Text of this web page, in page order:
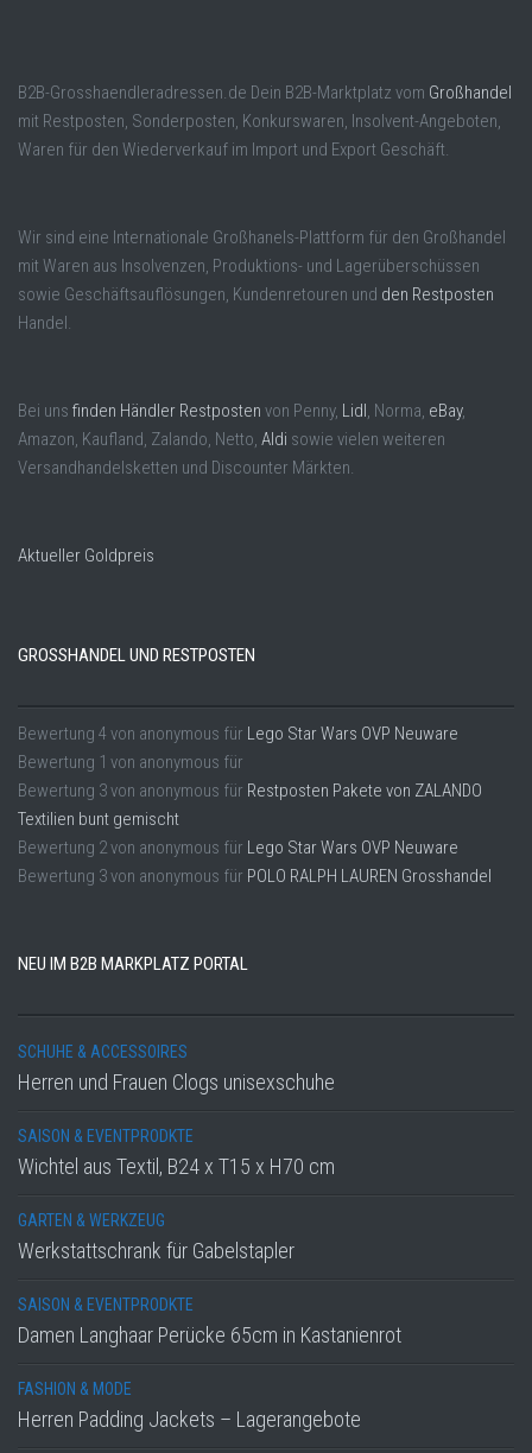
B2B-Grosshaendleradressen.de Dein B2B-Marktplatz vom Großhandel
mit Restposten, Sonderposten, Konkurswaren, Insolvent-Angeboten,
Waren für den Wiederverkauf im Import und Export Geschäft.
Wir sind eine Internationale Großhanels-Plattform für den Großhandel
mit Waren aus Insolvenzen, Produktions- und Lagerüberschüssen
sowie Geschäftsauflösungen, Kundenretouren und den Restposten
Handel.
Bei uns finden Händler Restposten von Penny, Lidl, Norma, eBay,
Amazon, Kaufland, Zalando, Netto, Aldi sowie vielen weiteren
Versandhandelsketten und Discounter Märkten.
Aktueller Goldpreis
GROSSHANDEL UND RESTPOSTEN
Bewertung 4 von anonymous für Lego Star Wars OVP Neuware
Bewertung 1 von anonymous für
Bewertung 3von anonymous für Restposten Pakete von ZALANDO
Textilien bunt gemischt
Bewertung 2von anonymous für Lego Star Wars OVP Neuware
Bewertung 3von anonymous für POLO RALPH LAUREN Grosshandel
NEU IM B2B MARKPLATZ PORTAL
SCHUHE & ACCESSOIRES
Herren und Frauen Clogs unisexschuhe
SAISON & EVENTPRODKTE
Wichtel aus Textil, B24 x T15 x H70 cm
GARTEN & WERKZEUG
Werkstattschrank für Gabelstapler
SAISON & EVENTPRODKTE
Damen Langhaar Perücke 65cm in Kastanienrot
FASHION & MODE
Herren Padding Jackets – Lagerangebote